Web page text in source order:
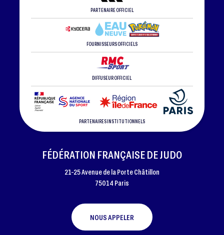
PARTENAIRE OFFICIEL
FOURNISSEURS OFFICIELS
DIFFUSEUR OFFICIEL
PARTENAIRES INSTITUTIONNELS
FÉDÉRATION FRANÇAISE DE JUDO
21-25 Avenue de la Porte Châtillon
75014 Paris
NOUS APPELER